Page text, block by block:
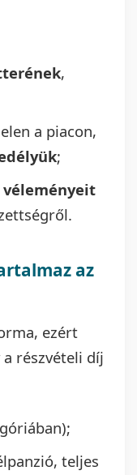
,
a piacon,
;
az
ezért
részvételi díj
teljes